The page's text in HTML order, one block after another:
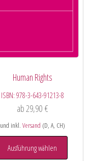
Human Rights
ISBN: 978-3-643-91213-8
ab29,90 €
und inkl. Versand (D, A, CH)
Ausführung wählen